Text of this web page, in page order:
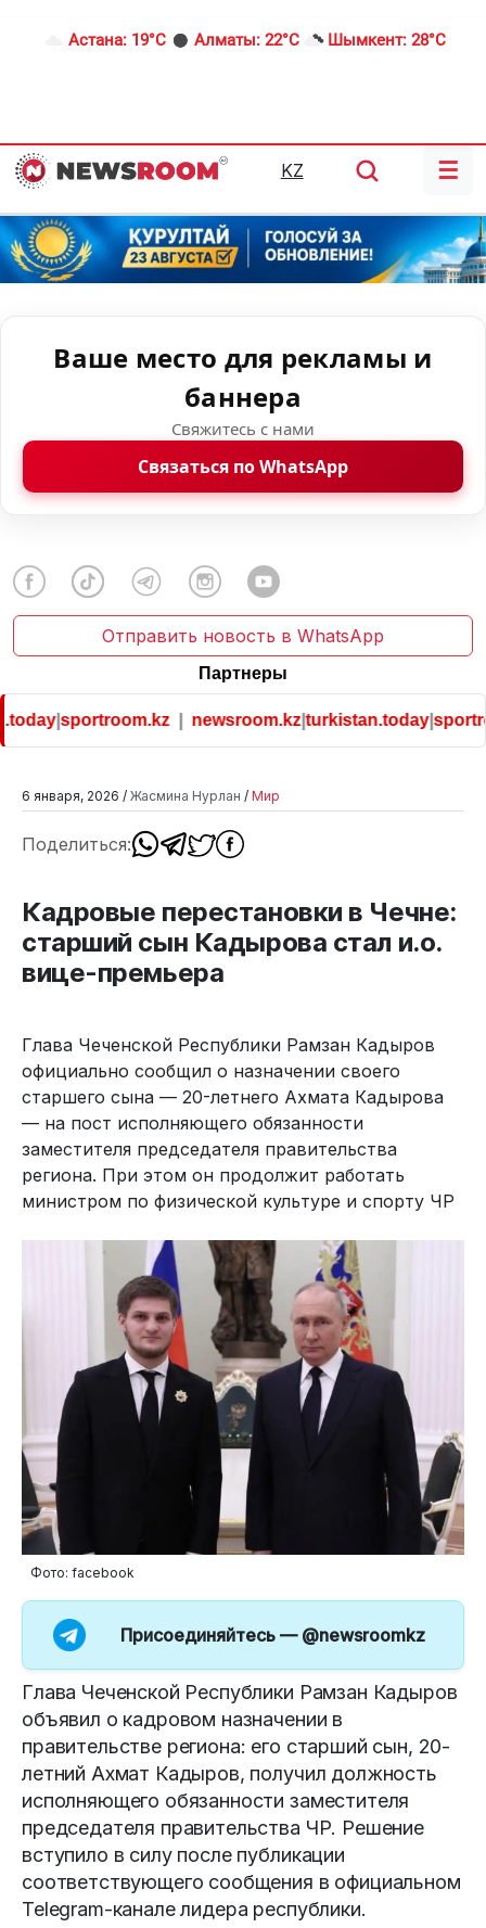
Астана: 19°C Алматы: 22°C Шымкент: 28°C
KZ ☰
Ваше место для рекламы и
баннера
Свяжитесь с нами
Связаться по WhatsApp
Отправить новость в WhatsApp
Партнеры
|sportroom.kz| newsroom.kz|turkistan.today|
6 января, 2026 / Жасмина Нурлан / Мир
Поделиться:
Кадровые перестановки в Чечне:
старший сын Кадырова стал и.о.
вице-премьера
Глава Чеченской Республики Рамзан Кадыров
официально сообщил о назначении своего
старшего сына — 20-летнего Ахмата Кадырова
— на пост исполняющего обязанности
заместителя председателя правительства
региона. При этом он продолжит работать
министром по физической культуре и спорту ЧР
Фото: facebook
Присоединяйтесь — @newsroomkz
Глава Чеченской Республики Рамзан Кадыров
объявил о кадровом назначении в
правительстве региона: его старший сын, 20-
летний Ахмат Кадыров, получил должность
исполняющего обязанности заместителя
председателя правительства ЧР. Решение
вступило в силу после публикации
соответствующего сообщения в официальном
Telegram-канале лидера республики.